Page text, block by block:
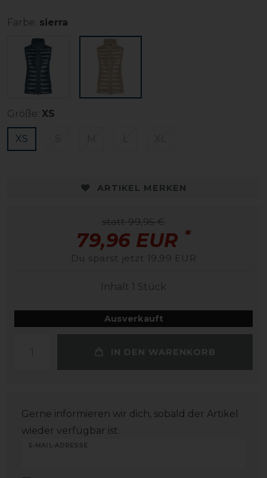
Farbe: sierra
Größe: XS
XS
ARTIKEL MERKEN
statt 99,95 €
79,96 EUR *
Du sparst jetzt 19,99 EUR
Inhalt 1 Stück
Ausverkauft
IN DEN WARENKORB
Gerne informieren wir dich, sobald der Artikel
wieder verfügbar ist.
E-MAIL-ADRESSE